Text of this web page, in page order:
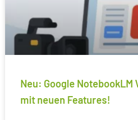
Neu: Google NotebookLM
mit neuen Features!